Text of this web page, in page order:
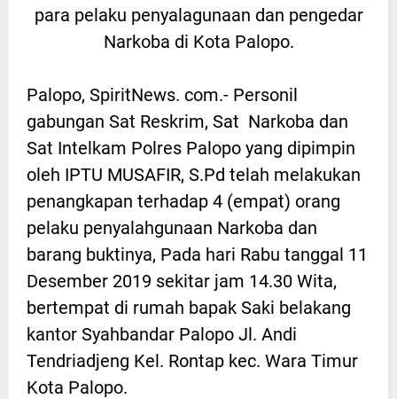
para pelaku penyalagunaan dan pengedar
Narkoba di Kota Palopo.
Palopo, SpiritNews. com.- Personil
gabungan Sat Reskrim, Sat Narkoba dan
Sat Intelkam Polres Palopo yang dipimpin
oleh IPTU MUSAFIR, S.Pd telah melakukan
penangkapan terhadap 4 (empat) orang
pelaku penyalahgunaan Narkoba dan
barang buktinya, Pada hari Rabu tanggal 11
Desember 2019 sekitar jam 14.30 Wita,
bertempat di rumah bapak Saki belakang
kantor Syahbandar Palopo Jl. Andi
Tendriadjeng Kel. Rontap kec. Wara Timur
Kota Palopo.